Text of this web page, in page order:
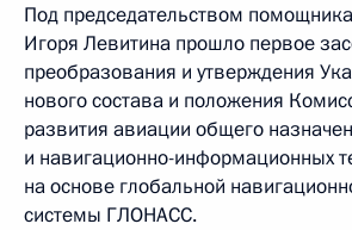
Под председательством
Игоря Левитина прошло первое
преобразования и утверждения
нового состава и положения
развития авиации общего
и навигационно-информационных
на основе глобальной
системы ГЛОНАСС.